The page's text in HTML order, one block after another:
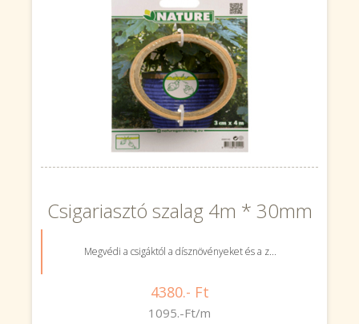
Csigariasztó szalag 4m * 30mm
Megvédi a csigáktól a dísznövényeket és a z...
4380.- Ft
1095.-Ft/m